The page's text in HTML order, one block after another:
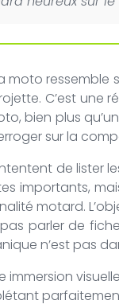
moto
C’est
bien plus
sur la
de lister
importants,
motard.
parler de
n’est pas
immersion